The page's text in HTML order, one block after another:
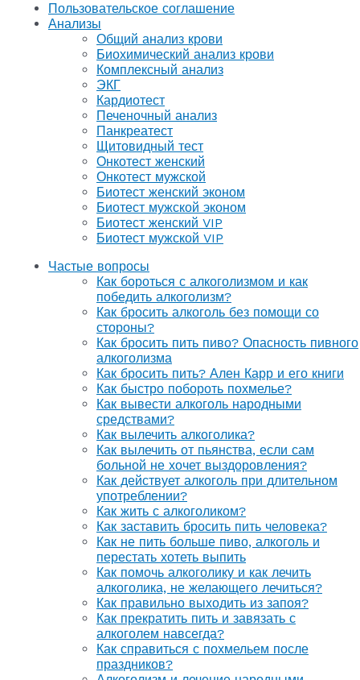
Пользовательское соглашение
Анализы
Общий анализ крови
Биохимический анализ крови
Комплексный анализ
ЭКГ
Кардиотест
Печеночный анализ
Панкреатест
Щитовидный тест
Онкотест женский
Онкотест мужской
Биотест женский эконом
Биотест мужской эконом
Биотест женский VIP
Биотест мужской VIP
Частые вопросы
Как бороться с алкоголизмом и как
победить алкоголизм?
Как бросить алкоголь без помощи со
стороны?
Как бросить пить пиво? Опасность пивного
алкоголизма
Как бросить пить? Ален Карр и его книги
Как быстро побороть похмелье?
Как вывести алкоголь народными
средствами?
Как вылечить алкоголика?
Как вылечить от пьянства, если сам
больной не хочет выздоровления?
Как действует алкоголь при длительном
употреблении?
Как жить с алкоголиком?
Как заставить бросить пить человека?
Как не пить больше пиво, алкоголь и
перестать хотеть выпить
Как помочь алкоголику и как лечить
алкоголика, не желающего лечиться?
Как правильно выходить из запоя?
Как прекратить пить и завязать с
алкоголем навсегда?
Как справиться с похмельем после
праздников?